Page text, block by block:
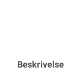
Beskrivelse